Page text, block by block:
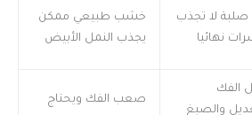
صلبة لا تجذب
نهائيا
خشب طبيعي ممكن
يجذب النمل الأبيض
الفك
والصبغ
صعب الفك ويحتاج